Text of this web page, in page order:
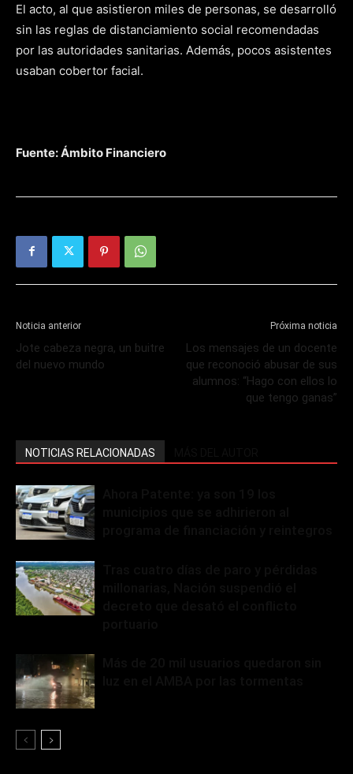
El acto, al que asistieron miles de personas, se desarrolló
sin las reglas de distanciamiento social recomendadas
por las autoridades sanitarias. Además, pocos asistentes
usaban cobertor facial.
Fuente: Ámbito Financiero
Noticia anterior
Jote cabeza negra, un buitre
del nuevo mundo
Próxima noticia
Los mensajes de un docente
que reconoció abusar de sus
alumnos: “Hago con ellos lo
que tengo ganas”
NOTICIAS RELACIONADAS